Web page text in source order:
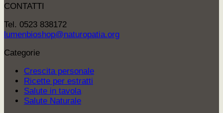
CONTATTI
Tel. 0523 838172
lumenbioshop@naturopatia.org
Categorie
Crescita personale
Ricette per estratti
Salute in tavola
Salute Naturale